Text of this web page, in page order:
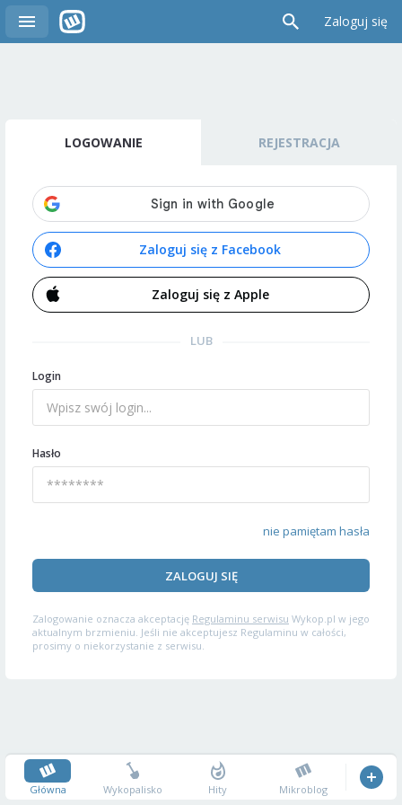
Zaloguj się
LOGOWANIE REJESTRACJA
Zaloguj się z Facebook
Zaloguj się z Apple
LUB
Login
Hasło
nie pamiętam hasła
ZALOGUJ SIĘ
Zalogowanie oznacza akceptację Regulaminu serwisu Wykop.pl w jego
aktualnym brzmieniu. Jeśli nie akceptujesz Regulaminu w całości,
prosimy o niekorzystanie z serwisu.
Główna Wykopalisko Hity Mikroblog